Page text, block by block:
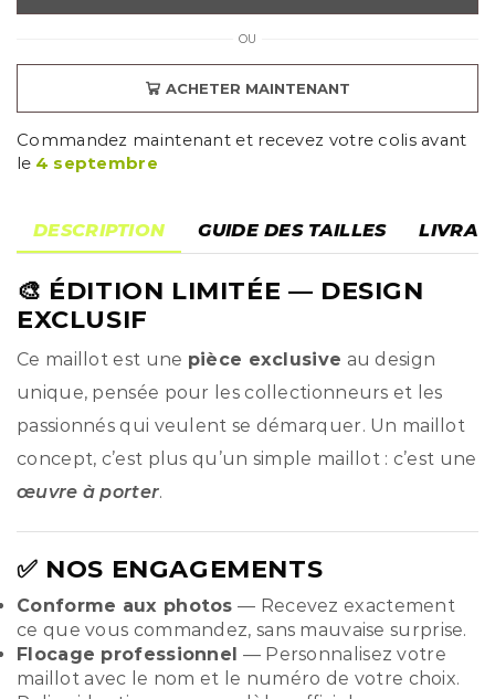
OU
ACHETER MAINTENANT
Commandez maintenant et recevez votre colis avant
le 4 septembre
DESCRIPTION GUIDE DES TAILLES
🎨 ÉDITION LIMITÉE — DESIGN
EXCLUSIF
Ce maillot est une pièce exclusive au design
unique, pensée pour les collectionneurs et les
passionnés qui veulent se démarquer. Un maillot
concept, c’est plus qu’un simple maillot : c’est une
œuvre à porter.
✅ NOS ENGAGEMENTS
Conforme aux photos — Recevez exactement
ce que vous commandez, sans mauvaise surprise.
Flocage professionnel — Personnalisez votre
maillot avec le nom et le numéro de votre choix.